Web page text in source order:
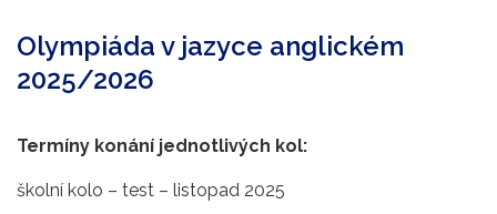
Olympiáda v jazyce anglickém
2025/2026
Termíny konání jednotlivých kol:
školní kolo – test – listopad 2025